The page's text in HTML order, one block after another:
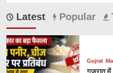
Latest Popular
Gujrat
गुजरात में